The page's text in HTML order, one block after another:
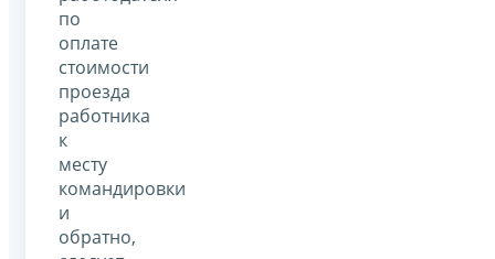
по
оплате
стоимости
проезда
работника
к
месту
командировки
и
обратно,